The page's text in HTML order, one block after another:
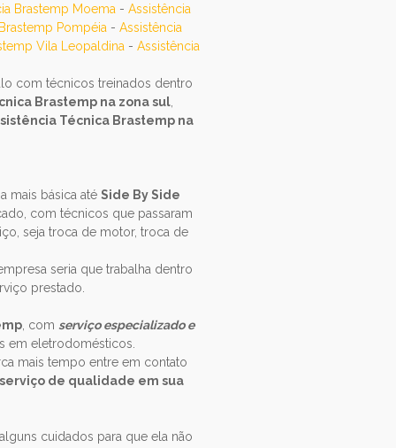
Brastemp Moema - Assistência
Pompéia- Assistência
Vila Leopaldina- Assistência
com técnicos treinados dentro
Brastemp na zona sul,
Técnica Brastemp na
mais básica até Side By Side
com técnicos que passaram
seja troca de motor, troca de
seria que trabalha dentro
prestado.
, com serviço especializado e
em eletrodomésticos.
mais tempo entre em contato
de qualidade em sua
cuidados para que ela não